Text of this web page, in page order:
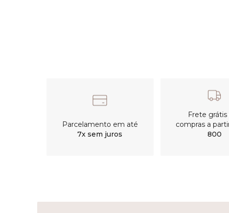
Parcelamento em até
7x sem juros
Frete
compras a
800